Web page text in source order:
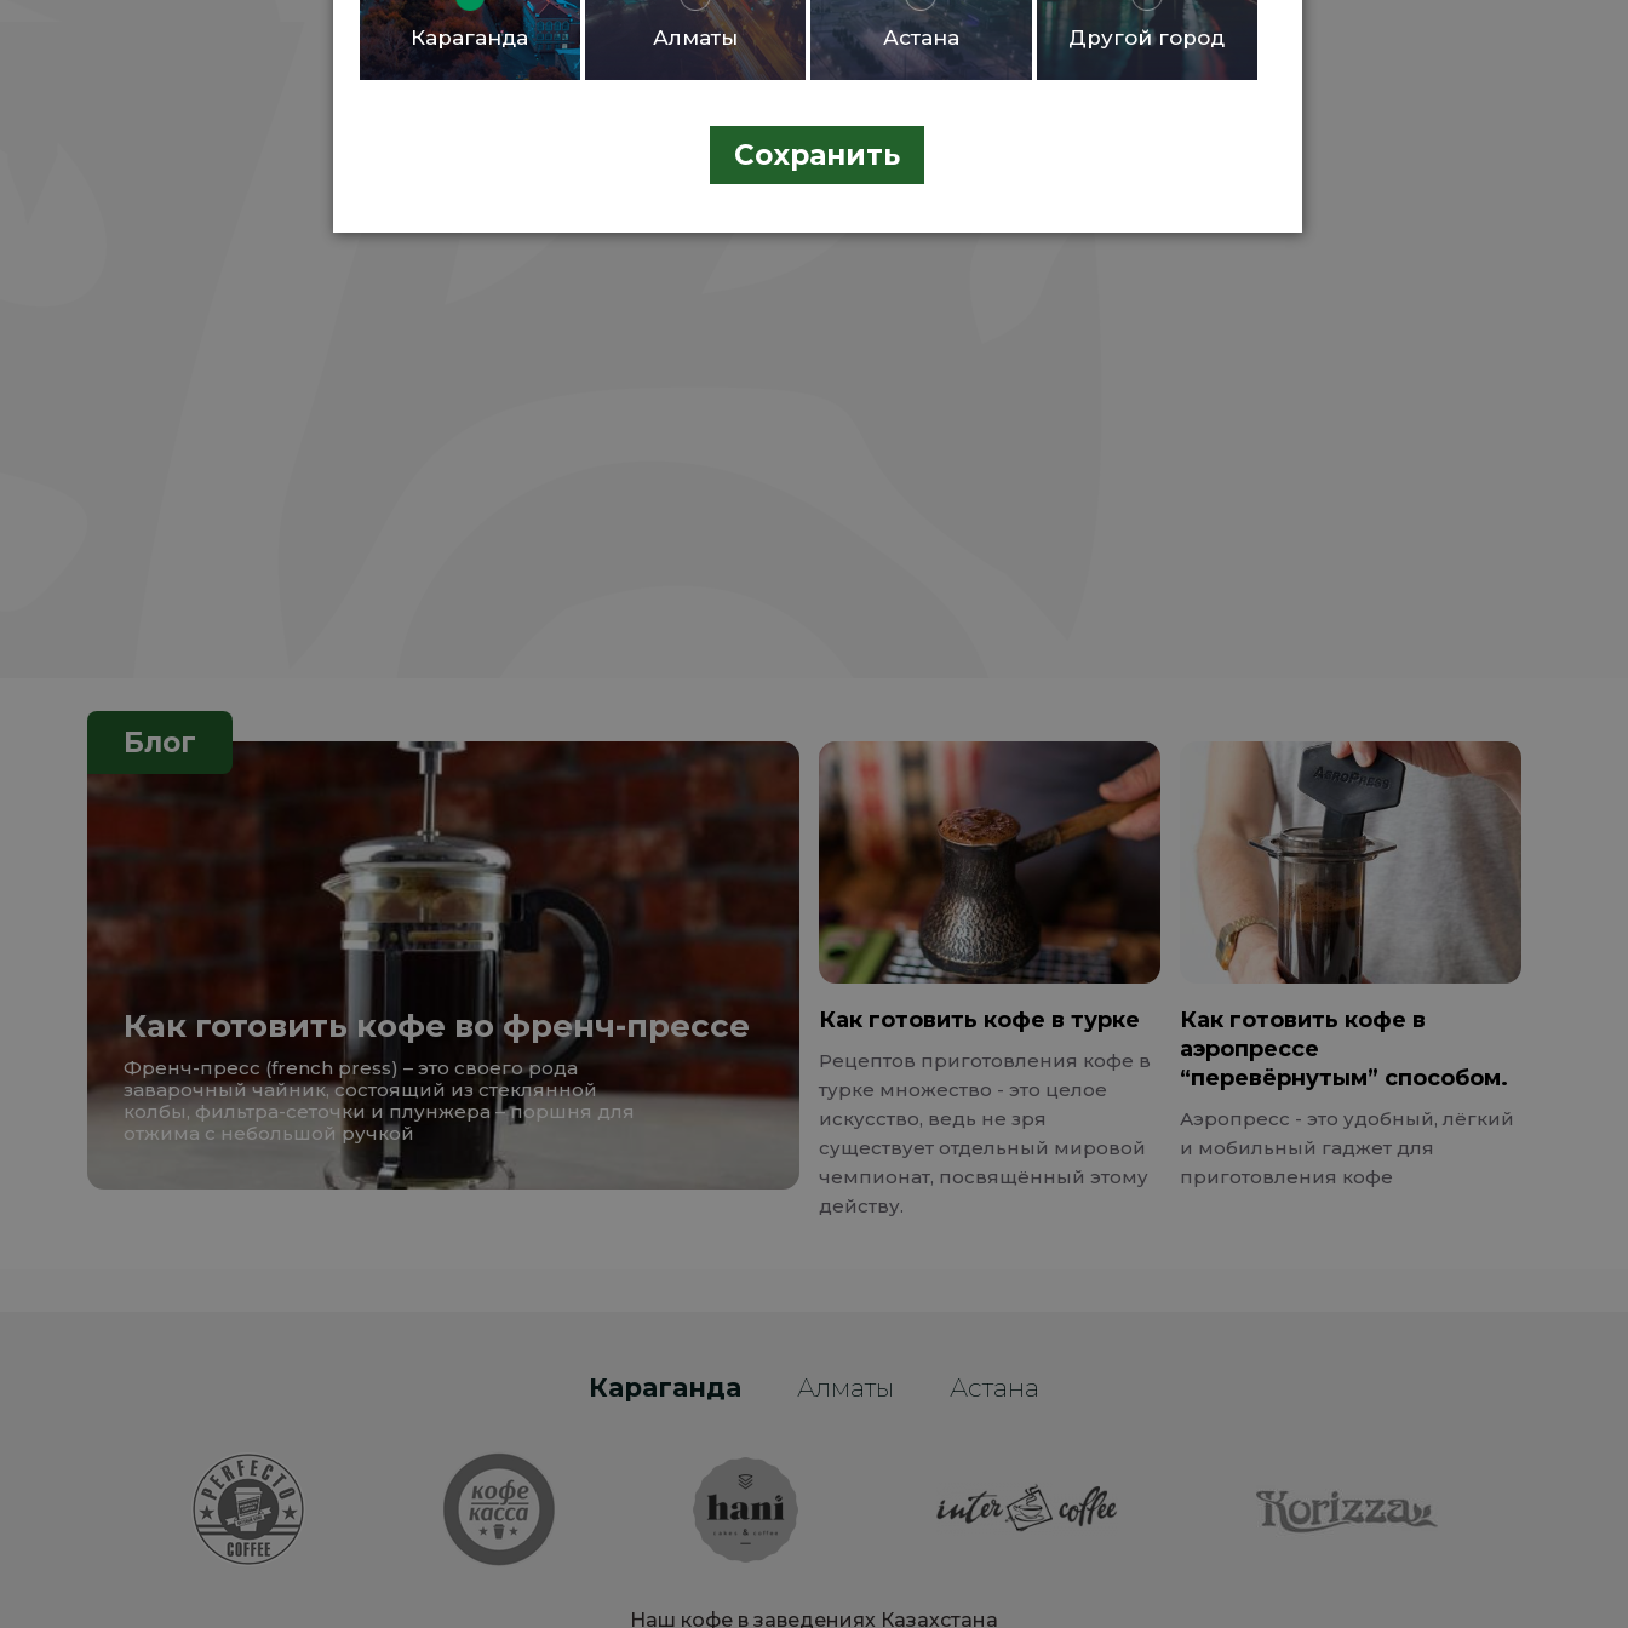
Блог
Как готовить кофе во френч-прессе
Френч-пресс (french press) – это своего рода
заварочный чайник, состоящий из стеклянной
колбы, фильтра-сеточки и плунжера – поршня для
отжима с небольшой ручкой
Как готовить кофе в турке
Рецептов приготовления кофе в
турке множество - это целое
искусство, ведь не зря
существует отдельный мировой
чемпионат, посвящённый этому
действу.
Как готовить кофе в
аэропрессе
“перевёрнутым” способом.
Аэропресс - это удобный, лёгкий
и мобильный гаджет для
приготовления кофе
Караганда Алматы Астана
Наш кофе в заведениях Казахстана
Караганда Алматы Астана Другой город
Сохранить